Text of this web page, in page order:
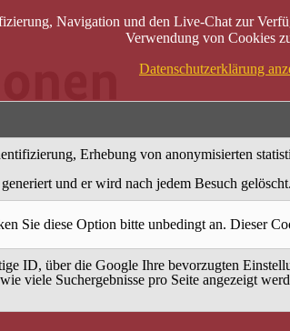
Navigation und den Live-Chat zur
Verwendung von Cookies
Datenschutzerklärung
Erhebung von anonymisierten
und er wird nach jedem Besuch gelöscht.
Sie diese Option bitte unbedingt an. Dieser
ID, über die Google Ihre bevorzugten
viele Suchergebnisse pro Seite angezeigt